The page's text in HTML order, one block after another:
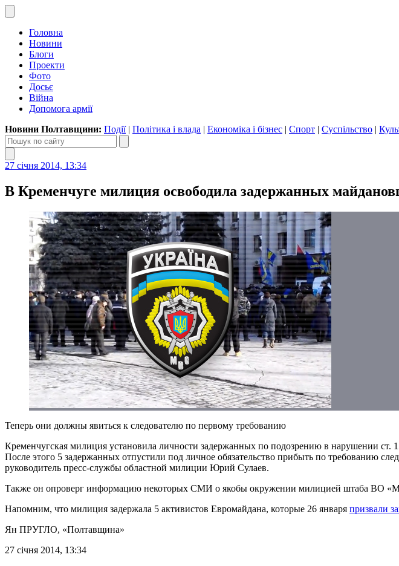
Головна
Новини
Блоги
Проекти
Фото
Досьє
Війна
Допомога армії
Новини Полтавщини: Події| Політика і влада | Економіка і бізнес | Спорт | Суспільство |
27 січня 2014, 13:34
В Кременчуге милиция освободила задержанных
Теперь они должны явиться к следователю по первому требованию
Кременчугская милиция установила личности задержанных по подозрению в нарушении
После этого 5 задержанных отпустили под личное обязательство прибыть по требованию
руководитель пресс-службы областной милиции Юрий Сулаев.
Также он опроверг информацию некоторых СМИ о якобы окружении милицией штаба ВО
Напомним, что милиция задержала 5 активистов Евромайдана, которые 26 января призвали
Ян ПРУГЛО, «Полтавщина»
27 січня 2014, 13:34